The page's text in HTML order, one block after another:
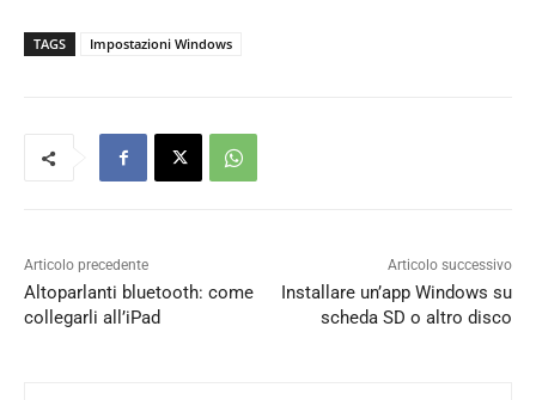
TAGS Impostazioni Windows
Articolo precedente
Altoparlanti bluetooth: come
collegarli all’iPad
Articolo successivo
Installare un’app Windows su
scheda SD o altro disco